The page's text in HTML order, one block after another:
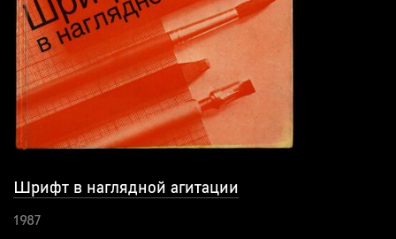
Шрифт в наглядной агитации
1987